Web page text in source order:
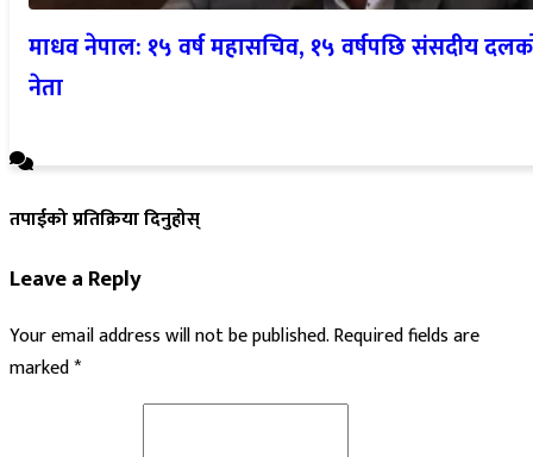
माधव नेपाल: १५ वर्ष महासचिव, १५ वर्षपछि संसदीय
नेता
तपाईको प्रतिक्रिया दिनुहोस्
Leave a Reply
Your email address will not be published.Required fields are
marked*